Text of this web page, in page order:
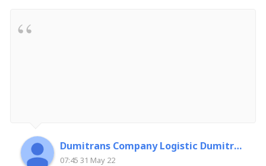
Dumitrans Company Logistic Dumitrascu Florin
07:45 31 May 22